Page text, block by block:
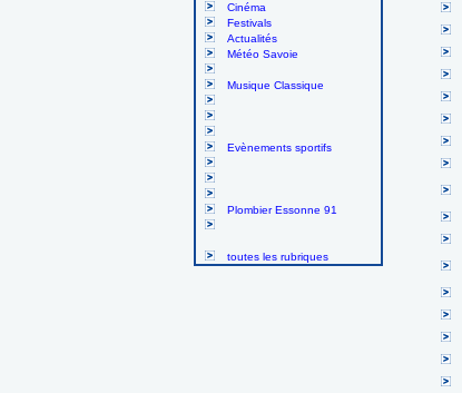
Cinéma
Festivals
Actualités
Météo Savoie
Musique Classique
Evènements sportifs
Plombier Essonne 91
toutes les rubriques